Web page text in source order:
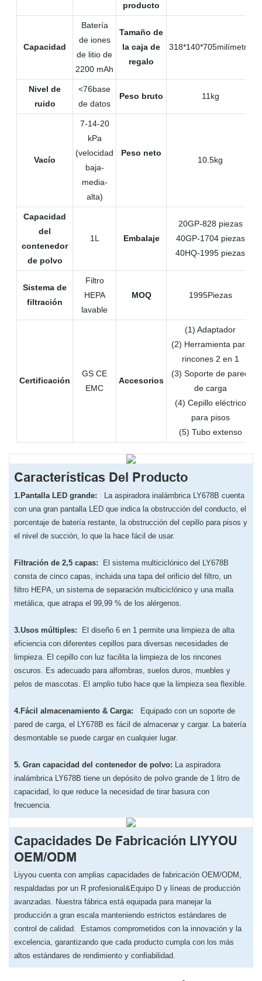
producto
Capacidad
Batería
de iones
de litio de
2200 mAh
Tamaño de
la caja de
regalo
318*140*705milímetro
Nivel de
ruido
<76base
de datos
Peso bruto 11kg
Vacío
7-14-20
kPa
(velocidad
baja-
media-
alta)
Peso neto
10.5kg
Capacidad
del
contenedor
de polvo
1L Embalaje
20GP-828 piezas
40GP-1704 piezas
40HQ-1995 piezas
Sistema de
filtración
Filtro
HEPA
lavable
MOQ 1995Piezas
Certificación
GS CE
EMC
Accesorios
(1) Adaptador
(2) Herramienta para
rincones 2 en 1
(3) Soporte de pared
de carga
(4) Cepillo eléctrico
para pisos
(5) Tubo extenso
Características Del Producto
1.Pantalla LED grande:
La aspiradora inalámbrica LY678B cuenta
con una gran pantalla LED que indica la obstrucción del conducto, el
porcentaje de batería restante, la obstrucción del cepillo para pisos y
el nivel de succión, lo que la hace fácil de usar.
Filtración de 2,5 capas:
El sistema multiciclónico del LY678B
consta de cinco capas, incluida una tapa del orificio del filtro, un
filtro HEPA, un sistema de separación multiciclónico y una malla
metálica, que atrapa el 99,99 % de los alérgenos.
3.Usos múltiples:
El diseño 6 en 1 permite una limpieza de alta
eficiencia con diferentes cepillos para diversas necesidades de
limpieza. El cepillo con luz facilita la limpieza de los rincones
oscuros. Es adecuado para alfombras, suelos duros, muebles y
pelos de mascotas. El amplio tubo hace que la limpieza sea flexible.
4.Fácil almacenamiento & Carga:
Equipado con un soporte de
pared de carga, el LY678B es fácil de almacenar y cargar. La batería
desmontable se puede cargar en cualquier lugar.
5. Gran capacidad del contenedor de polvo: La aspiradora
inalámbrica LY678B tiene un depósito de polvo grande de 1 litro de
capacidad, lo que reduce la necesidad de tirar basura con
frecuencia.
Capacidades De Fabricación LIYYOU
OEM/ODM
Liyyou cuenta con amplias capacidades de fabricación OEM/ODM,
respaldadas por un R profesional&Equipo D y líneas de producción
avanzadas. Nuestra fábrica está equipada para manejar la
producción a gran escala manteniendo estrictos estándares de
control de calidad. Estamos comprometidos con la innovación y la
excelencia, garantizando que cada producto cumpla con los más
altos estándares de rendimiento y confiabilidad.